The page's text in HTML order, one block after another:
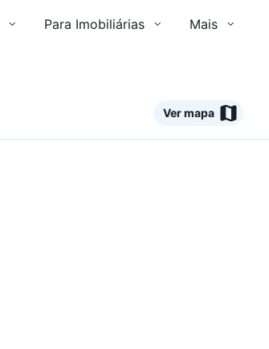
Para Imobiliárias Mais
Ver mapa